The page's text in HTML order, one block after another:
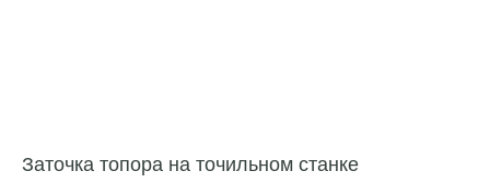
Заточка топора на точильном станке